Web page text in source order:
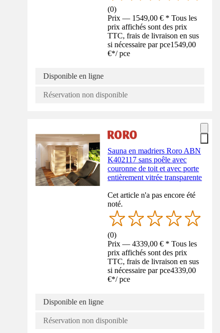
(0)
Prix — 1549,00 € * Tous les
prix affichés sont des prix
TTC, frais de livraison en sus
si nécessaire par pce1549,00
€*/ pce
Disponible en ligne
Réservation non disponible
Sauna en madriers Roro ABN
K402117 sans poêle avec
couronne de toit et avec porte
entièrement vitrée transparente
Cet article n'a pas encore été
noté.
(0)
Prix — 4339,00 € * Tous les
prix affichés sont des prix
TTC, frais de livraison en sus
si nécessaire par pce4339,00
€*/ pce
Disponible en ligne
Réservation non disponible